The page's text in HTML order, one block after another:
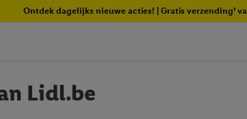
Ontdek dagelijks nieuwe acties! | Gratis verzending¹
Lidl.be